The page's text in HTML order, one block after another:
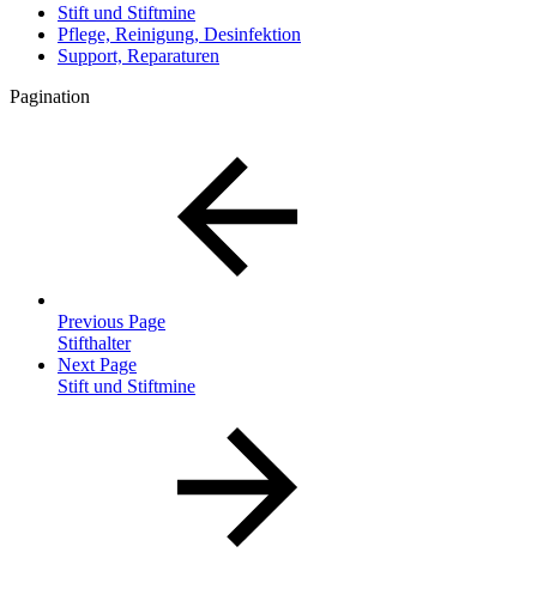
Stift und Stiftmine
Pflege, Reinigung, Desinfektion
Support, Reparaturen
Pagination
Previous Page
Stifthalter
Next Page
Stift und Stiftmine